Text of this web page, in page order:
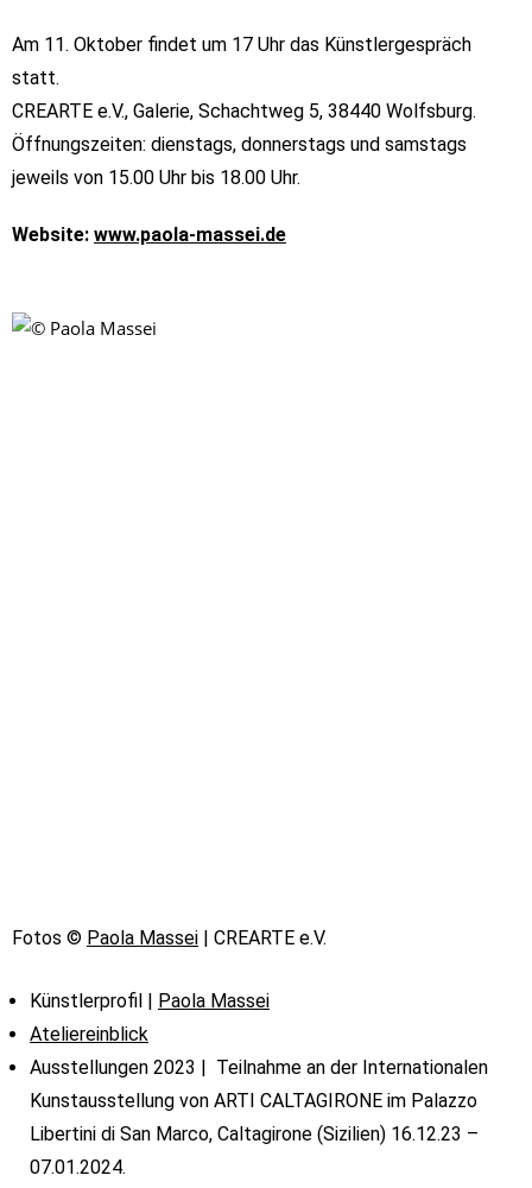
Am 11. Oktober findet um 17 Uhr das Künstlergespräch
statt.
CREARTE e.V., Galerie, Schachtweg 5, 38440 Wolfsburg.
Öffnungszeiten: dienstags, donnerstags und samstags
jeweils von 15.00 Uhr bis 18.00 Uhr.
Website: www.paola-massei.de
Fotos © Paola Massei | CREARTE e.V.
Künstlerprofil |
Paola Massei
Ateliereinblick
Ausstellungen 2023 | Teilnahme an der Internationalen
Kunstausstellung von ARTI CALTAGIRONE im Palazzo
Libertini di San Marco, Caltagirone (Sizilien) 16.12.23 –
07.01.2024.